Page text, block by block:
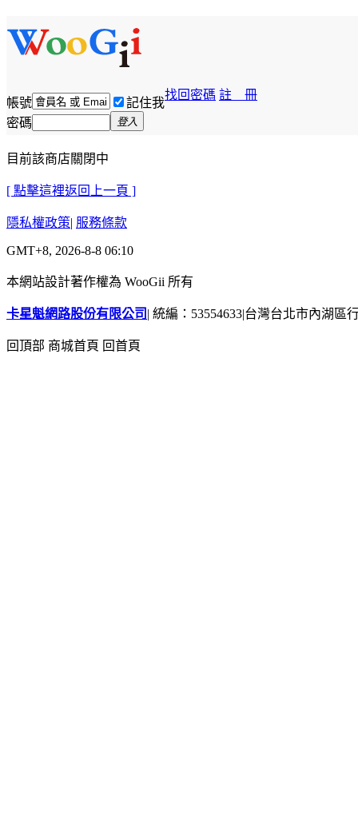
帳號 記住我
找回密碼 註 冊
密碼 登入
目前該商店關閉中
[ 點擊這裡返回上一頁 ]
隱私權政策| 服務條款
GMT+8, 2026-8-8 06:10
本網站設計著作權為 WooGii 所有
卡星魁網路股份有限公司 | 統編：53554633|台灣台北市內湖區
回頂部 商城首頁 回首頁